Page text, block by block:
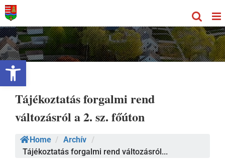
Eszköztár megnyitása
Kihagyás
Tájékoztatás forgalmi rend
változásról a 2. sz. főúton
Home / Archív /
Tájékoztatás forgalmi rend változásról...